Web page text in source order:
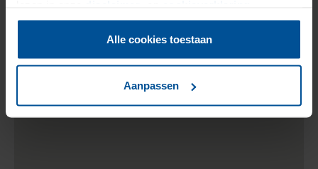
Alle cookies toestaan
Aanpassen